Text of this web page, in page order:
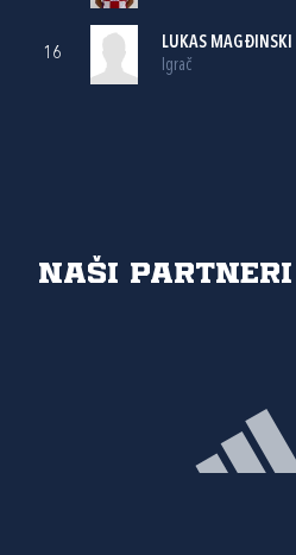
16
LUKAS MAGĐINSKI
Igrač
Naši partneri